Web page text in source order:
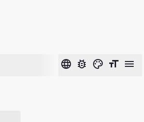
language bug_report color_lens format_size menu